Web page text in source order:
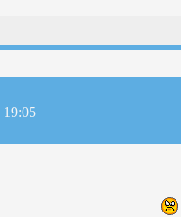
19:05